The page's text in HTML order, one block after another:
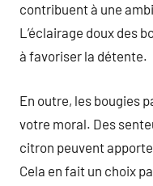
contribuent à une
L’éclairage doux des
à favoriser la détente.
En outre, les bougies
votre moral. Des
citron peuvent
Cela en fait un choix